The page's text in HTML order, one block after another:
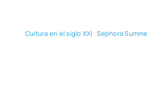
Cul­tu­ra en el siglo XXI Sepho­ra